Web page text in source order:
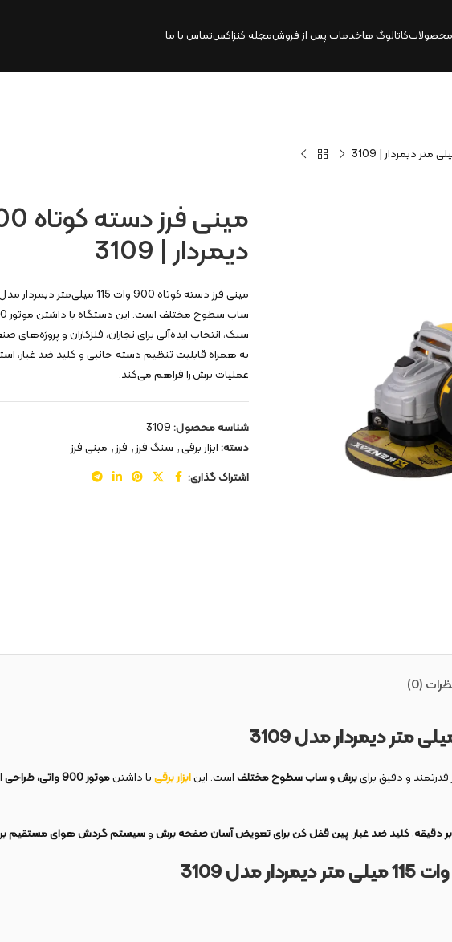
محصولاتکاتالوگ‌ هاخدمات پس از فروشمجله کنزاکستماس با ما
دیمردار | 3109
سبک، انتخاب ایده‌آلی برای نجاران، فلزکاران و
به همراه قابلیت تنظیم دسته جانبی و کلید ضد غبار،
عملیات برش را فراهم می‌کند.
شناسه محصول:3109
دسته:ابزار برقی, سنگ فرز, فرز, مینی فرز
اشتراک گذاری:
(0)
قدرتمند و دقیق برایبرش و ساب سطوح مختلفاست. اینابزار برقیبا داشتنموتور 900 واتی، طراحی ارگونومیک و قابلیت تنظیم سرعت (دیمر)
،کلید ضد غبار،پین قفل کن برای تعویض آسان صفحه برشوسیستم گردش هوای مستقیم